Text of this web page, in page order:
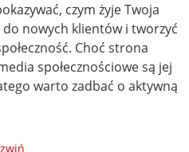
czym żyje Twoja
nowych klientów i tworzyć
Choć strona
społecznościowe są jej
warto zadbać o aktywną